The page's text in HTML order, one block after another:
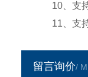
10、支持
11、支持
留言询价/